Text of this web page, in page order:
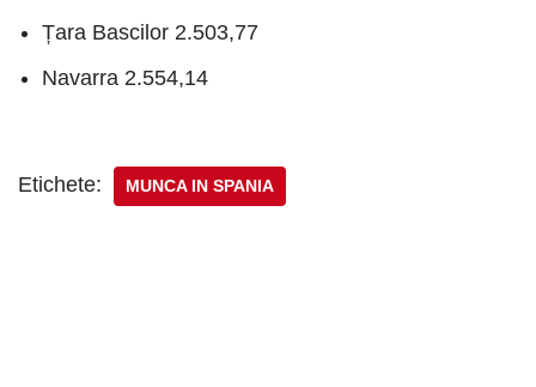
Țara Bascilor 2.503,77
Navarra 2.554,14
Etichete: MUNCA IN SPANIA